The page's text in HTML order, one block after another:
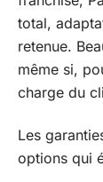
total,
retenue.
même si,
charge du
Les
options qui